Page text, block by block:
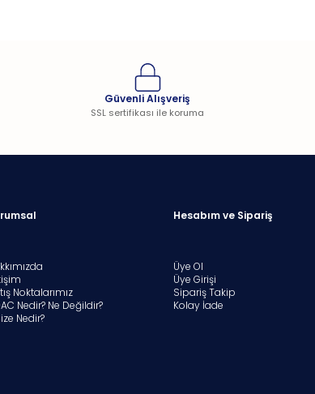
Güvenli Alışveriş
SSL sertifikası ile koruma
Noktalarımız
Nedir? Ne Değildir?
Nedir?
Hesabım ve Sipariş
Üye Ol
Üye Girişi
Sipariş Takip
Kolay İade